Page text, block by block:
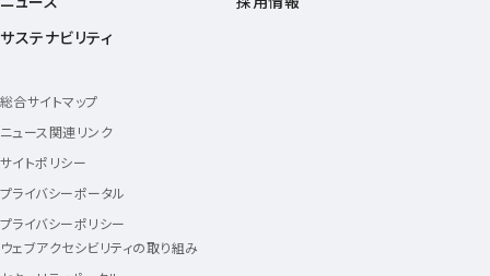
サステナビリティ
総合サイトマップ
ニュース関連リンク
サイトポリシー
プライバシーポータル
プライバシーポリシー
ウェブアクセシビリティの取り組み